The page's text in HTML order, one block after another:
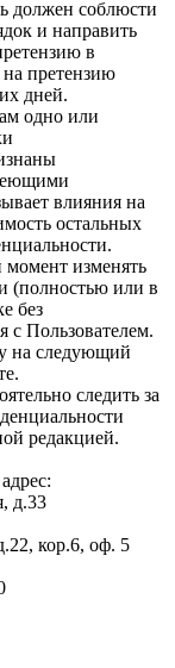
должен соблюсти
и направить
в
претензию
дней.
одно или
влияния на
остальных
изменять
(полностью или в
без
с Пользователем.
на следующий
следить за
редакцией.
д.33
кор.6, оф. 5